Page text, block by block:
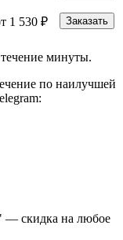
1 530 ₽ Заказать
минуты.
по наилучшей
— скидка на любое